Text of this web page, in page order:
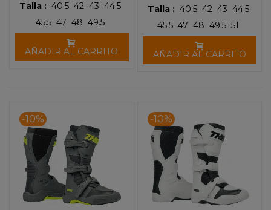
Talla : 40.5 42 43 44.5
45.5 47 48 49.5
AÑADIR AL CARRITO
Talla : 40.5 42 43 44.5
45.5 47 48 49.5 51
AÑADIR AL CARRITO
-10% -10%